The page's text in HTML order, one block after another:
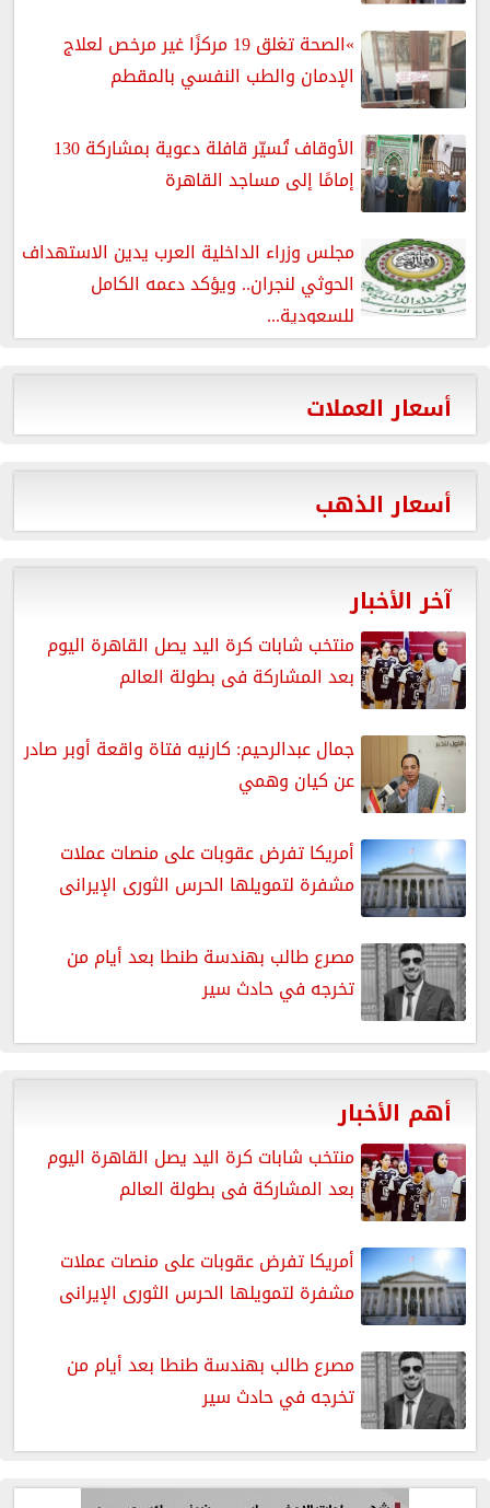
»الصحة تغلق 19 مركزًا غير مرخص لعلاج
الإدمان والطب النفسي بالمقطم
الأوقاف تُسيّر قافلة دعوية بمشاركة 130
إمامًا إلى مساجد القاهرة
مجلس وزراء الداخلية العرب يدين الاستهداف
الحوثي لنجران.. ويؤكد دعمه الكامل
للسعودية...
أسعار العملات
أسعار الذهب
آخر الأخبار
منتخب شابات كرة اليد يصل القاهرة اليوم
بعد المشاركة فى بطولة العالم
جمال عبدالرحيم: كارنيه فتاة واقعة أوبر صادر
عن كيان وهمي
أمريكا تفرض عقوبات على منصات عملات
مشفرة لتمويلها الحرس الثورى الإيرانى
مصرع طالب بهندسة طنطا بعد أيام من
تخرجه في حادث سير
أهم الأخبار
منتخب شابات كرة اليد يصل القاهرة اليوم
بعد المشاركة فى بطولة العالم
أمريكا تفرض عقوبات على منصات عملات
مشفرة لتمويلها الحرس الثورى الإيرانى
مصرع طالب بهندسة طنطا بعد أيام من
تخرجه في حادث سير